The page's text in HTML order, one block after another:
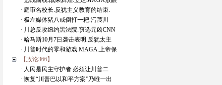
· 庭审名校长.反犹主义教育的结束.
· 极左媒体猪八戒倒打一耙.污蔑川
· 川总反攻纽约黑法院.窃选元凶CNN
· 哈马斯10月7日袭击表明.反犹太主
· 川普时代的零和游戏.MAGA.上帝保
【政论366】
· 人民是民主守护者.必须让川普二
· 恢复“川普巴以和平方案”乃唯一出